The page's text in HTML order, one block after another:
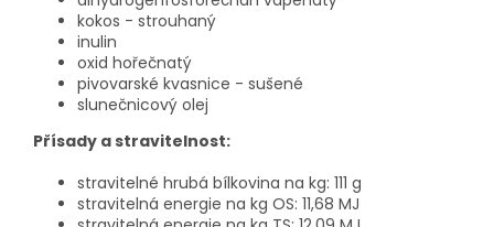
kokos - strouhaný
inulin
oxid hořečnatý
pivovarské kvasnice - sušené
slunečnicový olej
Přísady a stravitelnost:
stravitelné hrubá bílkovina na kg: 111 g
stravitelná energie na kg OS: 11,68 MJ